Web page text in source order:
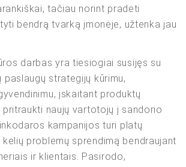
tačiau norint pradėti
bendrą tvarką įmonėje, užtenka jau
darbas yra tiesiogiai susijęs su
paslaugų strategijų kūrimu,
įskaitant produktų
pritraukti naujų vartotojų į sandorio
kampanijos turi platų
problemų sprendimą bendraujant
ir klientais. Pasirodo,